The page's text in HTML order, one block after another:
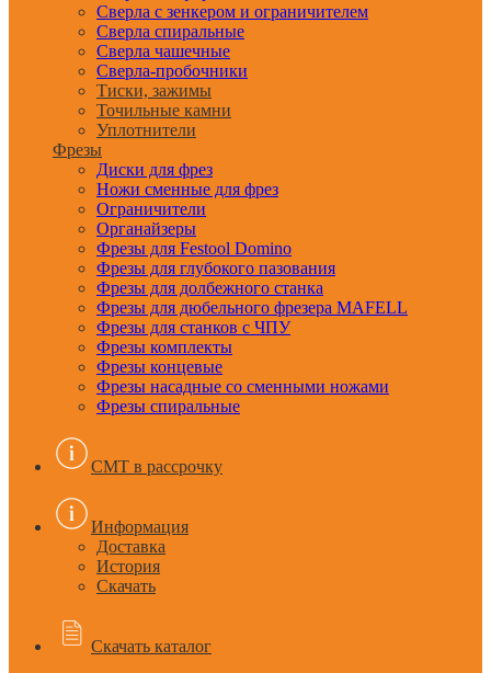
Сверла с зенкером и ограничителем
Сверла спиральные
Сверла чашечные
Сверла-пробочники
Тиски, зажимы
Точильные камни
Уплотнители
Фрезы
Диски для фрез
Ножи сменные для фрез
Ограничители
Органайзеры
Фрезы для Festool Domino
Фрезы для глубокого пазования
Фрезы для долбежного станка
Фрезы для дюбельного фрезера MAFELL
Фрезы для станков с ЧПУ
Фрезы комплекты
Фрезы концевые
Фрезы насадные со сменными ножами
Фрезы спиральные
CMT в рассрочку
Информация
Доставка
История
Скачать
Скачать каталог